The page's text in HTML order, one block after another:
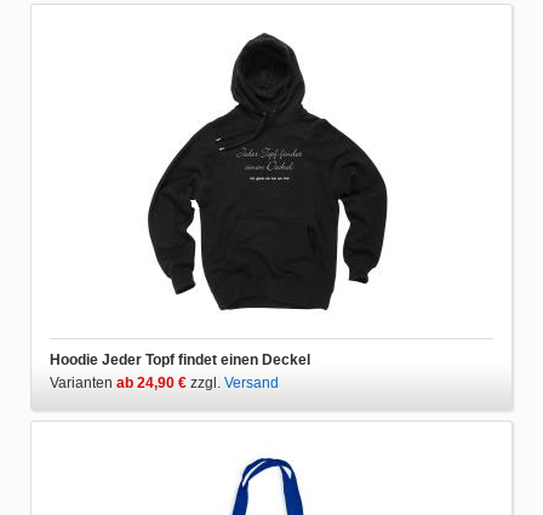
Hoodie Jeder Topf findet einen Deckel
Varianten ab 24,90 € zzgl. Versand